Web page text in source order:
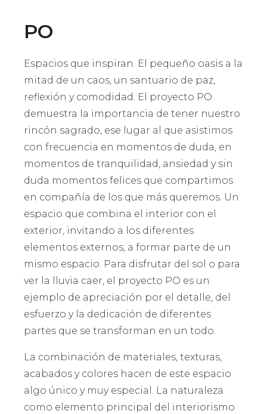
PO
Espacios que inspiran. El pequeño oasis a la
mitad de un caos, un santuario de paz,
reflexión y comodidad. El proyecto PO
demuestra la importancia de tener nuestro
rincón sagrado, ese lugar al que asistimos
con frecuencia en momentos de duda, en
momentos de tranquilidad, ansiedad y sin
duda momentos felices que compartimos
en compañía de los que más queremos. Un
espacio que combina el interior con el
exterior, invitando a los diferentes
elementos externos, a formar parte de un
mismo espacio. Para disfrutar del sol o para
ver la lluvia caer, el proyecto PO es un
ejemplo de apreciación por el detalle, del
esfuerzo y la dedicación de diferentes
partes que se transforman en un todo.
La combinación de materiales, texturas,
acabados y colores hacen de este espacio
algo único y muy especial. La naturaleza
como elemento principal del interiorismo